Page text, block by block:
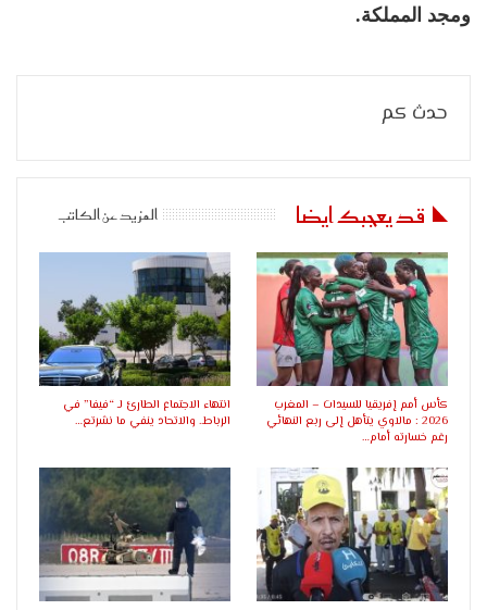
ومجد المملكة.
حدث كم
قد يعجبك ايضا المزيد عن الكاتب
كأس أمم إفريقيا للسيدات – المغرب
2026 : مالاوي يتأهل إلى ربع النهائي
رغم خسارته أمام…
انتهاء الاجتماع الطارئ لـ “فيفا” في
الرباط.. والاتحاد ينفي ما نشرتع…